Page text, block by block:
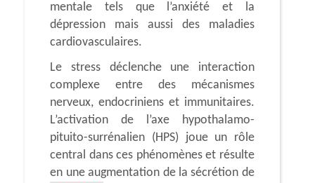
mentale tels que l’anxiété et la
dépression mais aussi des maladies
cardiovasculaires.
Le stress déclenche une interaction
complexe entre des mécanismes
nerveux, endocriniens et immunitaires.
L’activation de l’axe hypothalamo-
pituito-surrénalien (HPS) joue un rôle
central dans ces phénomènes et résulte
en une augmentation de la sécrétion de